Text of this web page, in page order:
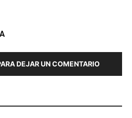
DEJAR UN COMENTARIO